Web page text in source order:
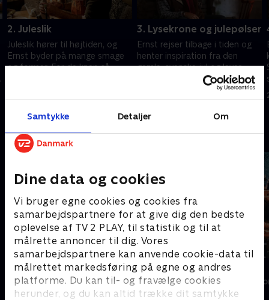
Samtykke Detaljer Om
Dine data og cookies
Vi bruger egne cookies og cookies fra
samarbejdspartnere for at give dig den bedste
oplevelse af TV 2 PLAY, til statistik og til at
målrette annoncer til dig. Vores
samarbejdspartnere kan anvende cookie-data til
målrettet markedsføring på egne og andres
platforme. Du kan til- og fravælge cookies
herunder, og du kan altid trække dit samtykke
2. Juleslik
Juleslik hører til højtiden, og
Ernst byder på mange smage
og former. For de knap så
3. Lysekrone og julepølser
Ernst rejser tilbage i tiden og
henter inspiration fra den
gamle, svenske jul og laver
blandt andet en fin og hyggelig
Andre så også
Sommer med Ernst
Livsstil • 4 sæsoner
Jul i Tivoli
Livsstil • 1